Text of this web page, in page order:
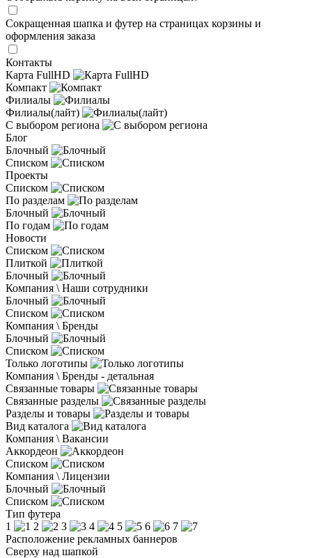
Сокращенная шапка и футер на страницах корзины и
оформления заказа
Контакты
Карта FullHD
Компакт
Филиалы
Филиалы(лайт)
С выбором региона
Блог
Блочный
Списком
Проекты
Списком
По разделам
Блочный
По годам
Новости
Списком
Плиткой
Блочный
Компания \ Наши сотрудники
Блочный
Списком
Компания \ Бренды
Блочный
Списком
Только логотипы
Компания \ Бренды - детальная
Связанные товары
Связанные разделы
Разделы и товары
Вид каталога
Компания \ Вакансии
Аккордеон
Списком
Компания \ Лицензии
Блочный
Списком
Тип футера
1
2 3 4 5 6
7
Расположение рекламных баннеров
Сверху над шапкой